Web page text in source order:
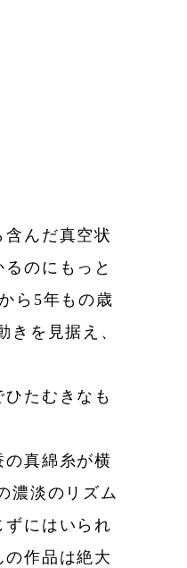
んだ真空状
のにもっと
ら5年もの歳
を見据え、
たむきなも
真綿糸が横
濃淡のリズム
にはいられ
作品は絶大